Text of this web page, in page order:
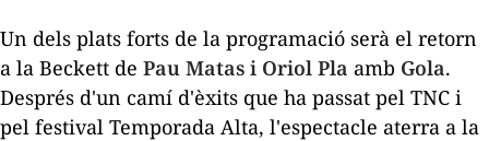
Un dels plats forts de la programació serà el retorn
a la Beckett de Pau Matas i Oriol Pla amb Gola.
Després d'un camí d'èxits que ha passat pel TNC i
pel festival Temporada Alta, l'espectacle aterra a la